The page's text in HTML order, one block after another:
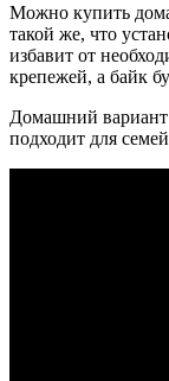
Можно купить
такой же, что
избавит от
крепежей, а байк
Домашний вариант
подходит для